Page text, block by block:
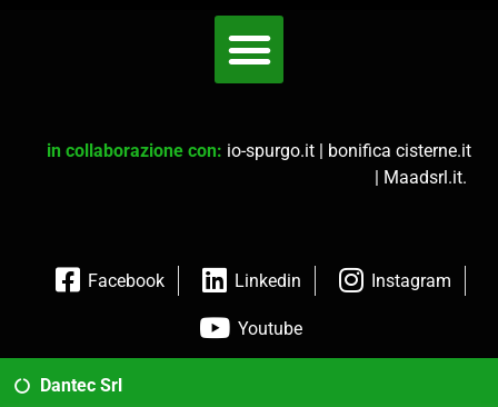
in collaborazione con: io-spurgo.it | bonifica cisterne.it
| Maadsrl.it.
Facebook Linkedin Instagram
Youtube
Dantec Srl